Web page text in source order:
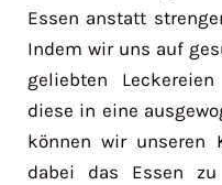
Essen anstatt
Indem wir uns auf
geliebten
diese in eine
können wir unseren
dabei das Essen